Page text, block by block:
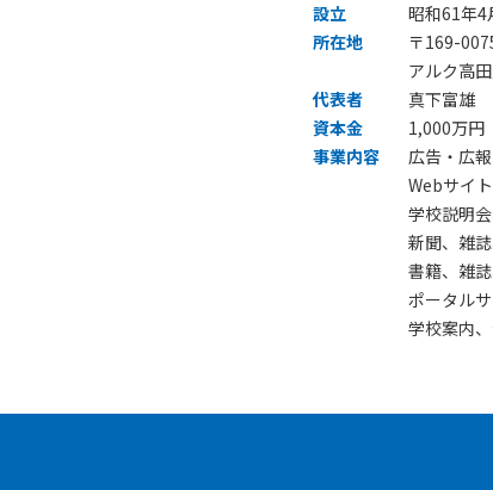
設立
昭和61年4
所在地
〒169-
アルク高
代表者
真下富雄
資本金
1,000万円
事業内容
広告・広
Webサイ
学校説明
新聞、雑
書籍、雑
ポータル
学校案内